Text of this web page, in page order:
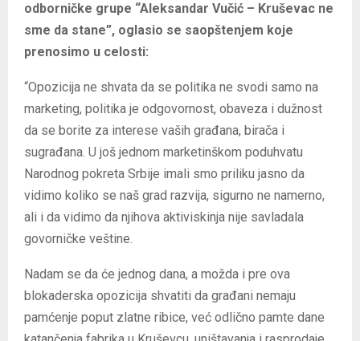
odborničke grupe “Aleksandar Vučić – Kruševac ne
sme da stane”, oglasio se saopštenjem koje
prenosimo u celosti:
“Opozicija ne shvata da se politika ne svodi samo na
marketing, politika je odgovornost, obaveza i dužnost
da se borite za interese vaših građana, birača i
sugrađana. U još jednom marketinškom poduhvatu
Narodnog pokreta Srbije imali smo priliku jasno da
vidimo koliko se naš grad razvija, sigurno ne namerno,
ali i da vidimo da njihova aktiviskinja nije savladala
govorničke veštine.
Nadam se da će jednog dana, a možda i pre ova
blokaderska opozicija shvatiti da građani nemaju
pamćenje poput zlatne ribice, već odlično pamte dane